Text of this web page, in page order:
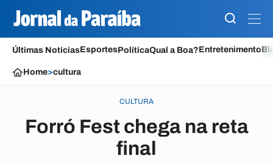
Últimas NotíciasEsportesPolíticaQual a Boa?Entretenimento
Home>cultura
CULTURA
Forró Fest chega na reta
final